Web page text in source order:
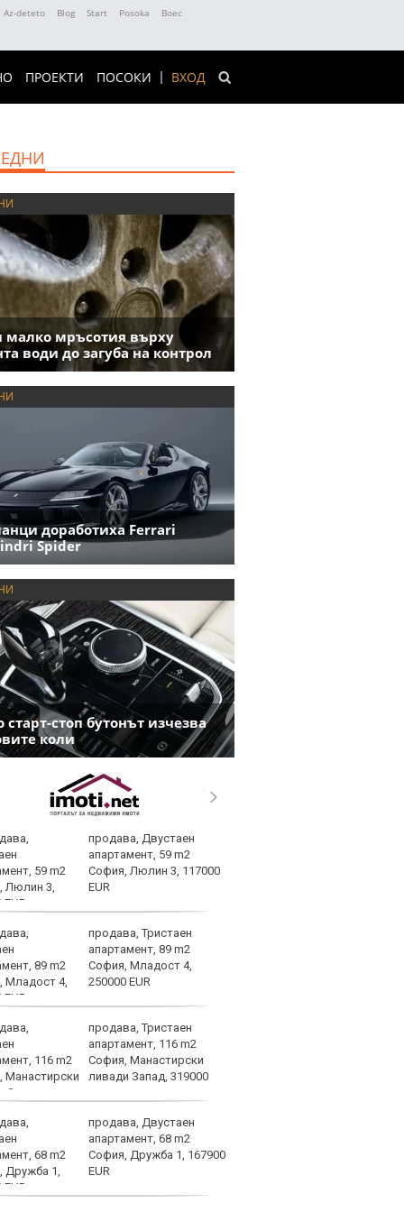
Az-deteto Blog Start Posoka
Boec
ВХОД
ПРОЕКТИ ПОСОКИ
малко мръсотия върху
води до загуба на контрол
доработиха Ferrari
Spider
стоп бутонът изчезва
коли
продава, Двустаен
апартамент, 59 m2
София, Люлин 3, 117000
EUR
продава, Тристаен
апартамент, 89 m2
София, Младост 4,
250000 EUR
продава, Тристаен
апартамент, 116 m2
София, Манастирски
ливади Запад, 319000
продава, Двустаен
апартамент, 68 m2
София, Дружба 1, 167900
EUR